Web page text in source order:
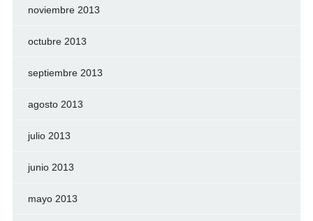
noviembre 2013
octubre 2013
septiembre 2013
agosto 2013
julio 2013
junio 2013
mayo 2013